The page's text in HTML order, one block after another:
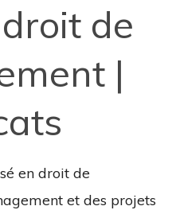
de
|
en droit de
et des projets